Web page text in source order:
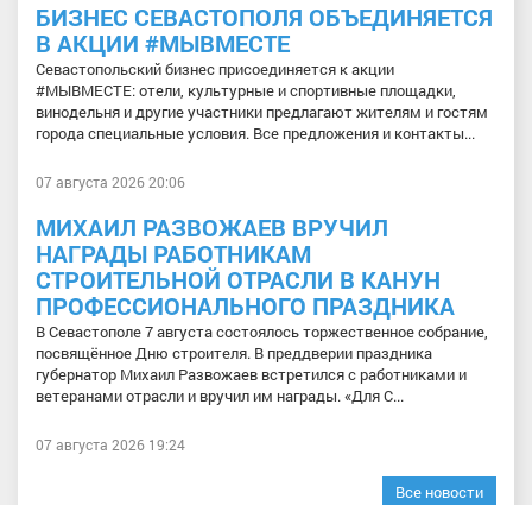
БИЗНЕС СЕВАСТОПОЛЯ ОБЪЕДИНЯЕТСЯ
В АКЦИИ #МЫВМЕСТЕ
Севастопольский бизнес присоединяется к акции
#МЫВМЕСТЕ: отели, культурные и спортивные площадки,
винодельня и другие участники предлагают жителям и гостям
города специальные условия. Все предложения и контакты...
07 августа 2026 20:06
МИХАИЛ РАЗВОЖАЕВ ВРУЧИЛ
НАГРАДЫ РАБОТНИКАМ
СТРОИТЕЛЬНОЙ ОТРАСЛИ В КАНУН
ПРОФЕССИОНАЛЬНОГО ПРАЗДНИКА
В Севастополе 7 августа состоялось торжественное собрание,
посвящённое Дню строителя. В преддверии праздника
губернатор Михаил Развожаев встретился с работниками и
ветеранами отрасли и вручил им награды. «Для С...
07 августа 2026 19:24
Все новости